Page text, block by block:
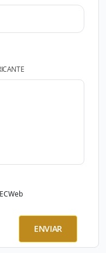
ENVIAR